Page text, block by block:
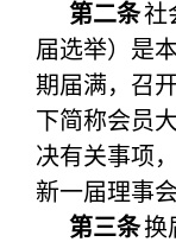
第二条社
届选举）是
期届满，召
下简称会员
决有关事项
新一届理事
第三条换